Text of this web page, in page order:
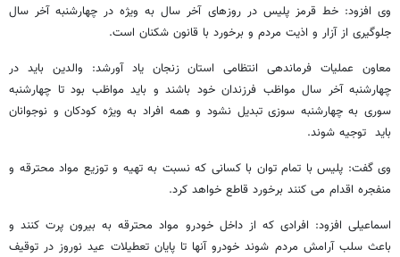
وی افزود: خط قرمز پلیس در روزهای آخر سال به ویژه در چهارشنبه آخر سال
جلوگیری از آزار و اذیت مردم و برخورد با قانون شکنان است.
معاون عملیات فرماندهی انتظامی استان زنجان یاد آورشد: والدین باید در
چهارشنبه آخر سال مواظب فرزندان خود باشند و باید مواظب بود تا چهارشنبه
سوری به چهارشنبه سوزی تبدیل نشود و همه افراد به ویژه کودکان و نوجوانان
باید توجیه شوند.
وی گفت: پلیس با تمام توان با کسانی که نسبت به تهیه و توزیع مواد محترقه و
منفجره اقدام می کنند برخورد قاطع خواهد کرد.
اسماعیلی افزود: افرادی که از داخل خودرو مواد محترقه به بیرون پرت کنند و
باعث سلب آرامش مردم شوند خودرو آنها تا پایان تعطیلات عید نوروز در توقیف